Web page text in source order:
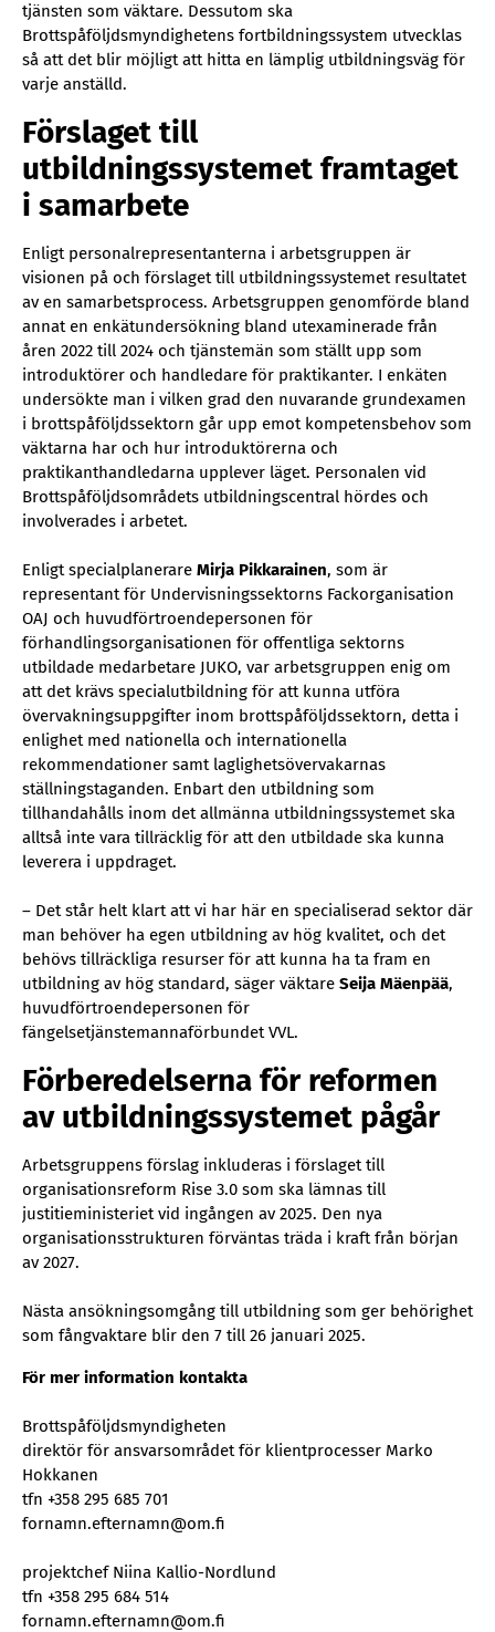
tjänsten som väktare. Dessutom ska
Brottspåföljdsmyndighetens fortbildningssystem utvecklas
så att det blir möjligt att hitta en lämplig utbildningsväg för
varje anställd.
Förslaget till
utbildningssystemet framtaget
i samarbete
Enligt personalrepresentanterna i arbetsgruppen är
visionen på och förslaget till utbildningssystemet resultatet
av en samarbetsprocess. Arbetsgruppen genomförde bland
annat en enkätundersökning bland utexaminerade från
åren 2022 till 2024 och tjänstemän som ställt upp som
introduktörer och handledare för praktikanter. I enkäten
undersökte man i vilken grad den nuvarande grundexamen
i brottspåföljdssektorn går upp emot kompetensbehov som
väktarna har och hur introduktörerna och
praktikanthandledarna upplever läget. Personalen vid
Brottspåföljdsområdets utbildningscentral hördes och
involverades i arbetet.
Enligt specialplanerare Mirja Pikkarainen, som är
representant för Undervisningssektorns Fackorganisation
OAJ och huvudförtroendepersonen för
förhandlingsorganisationen för offentliga sektorns
utbildade medarbetare JUKO, var arbetsgruppen enig om
att det krävs specialutbildning för att kunna utföra
övervakningsuppgifter inom brottspåföljdssektorn, detta i
enlighet med nationella och internationella
rekommendationer samt laglighetsövervakarnas
ställningstaganden. Enbart den utbildning som
tillhandahålls inom det allmänna utbildningssystemet ska
alltså inte vara tillräcklig för att den utbildade ska kunna
leverera i uppdraget.
– Det står helt klart att vi har här en specialiserad sektor där
man behöver ha egen utbildning av hög kvalitet, och det
behövs tillräckliga resurser för att kunna ha ta fram en
utbildning av hög standard, säger väktare Seija Mäenpää,
huvudförtroendepersonen för
fängelsetjänstemannaförbundet VVL.
Förberedelserna för reformen
av utbildningssystemet pågår
Arbetsgruppens förslag inkluderas i förslaget till
organisationsreform Rise 3.0 som ska lämnas till
justitieministeriet vid ingången av 2025. Den nya
organisationsstrukturen förväntas träda i kraft från början
av 2027.
Nästa ansökningsomgång till utbildning som ger behörighet
som fångvaktare blir den 7 till 26 januari 2025.
För mer information kontakta
Brottspåföljdsmyndigheten
direktör för ansvarsområdet för klientprocesser Marko
Hokkanen
tfn +358 295 685 701
fornamn.efternamn@om.fi
projektchef Niina Kallio-Nordlund
tfn +358 295 684 514
fornamn.efternamn@om.fi